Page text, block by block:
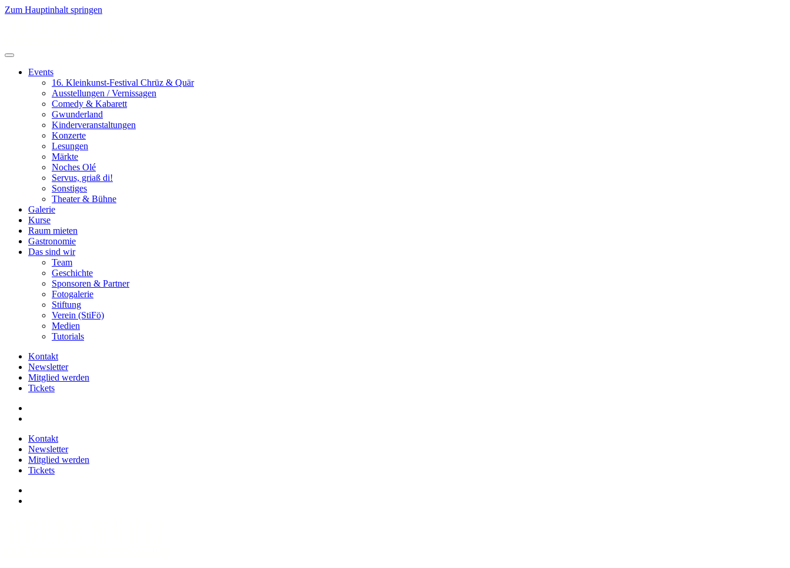
Zum Hauptinhalt springen
Events
16. Kleinkunst-Festival Chrüz & Quär
Ausstellungen / Vernissagen
Comedy & Kabarett
Gwunderland
Kinderveranstaltungen
Konzerte
Lesungen
Märkte
Noches Olé
Servus, griaß di!
Sonstiges
Theater & Bühne
Galerie
Kurse
Raum mieten
Gastronomie
Das sind wir
Team
Geschichte
Sponsoren & Partner
Fotogalerie
Stiftung
Verein (StiFö)
Medien
Tutorials
Kontakt
Newsletter
Mitglied werden
Tickets
Kontakt
Newsletter
Mitglied werden
Tickets